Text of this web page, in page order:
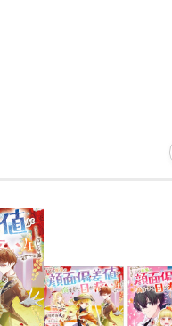
た。
いを踊っております！
ノアにとっても肥える秋